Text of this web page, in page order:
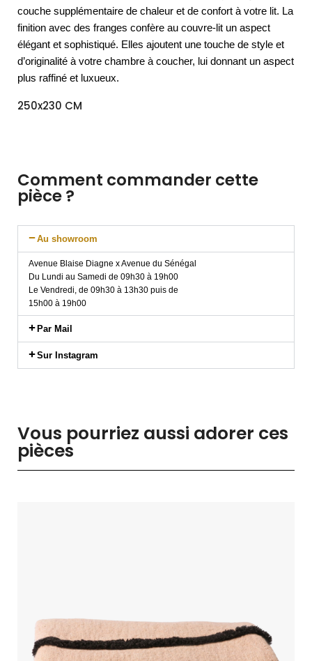
couche supplémentaire de chaleur et de confort à votre lit. La
finition avec des franges confère au couvre-lit un aspect
élégant et sophistiqué. Elles ajoutent une touche de style et
d’originalité à votre chambre à coucher, lui donnant un aspect
plus raffiné et luxueux.
250x230 CM
Comment commander cette
pièce ?
Au showroom
Avenue Blaise Diagne x Avenue du Sénégal
Du Lundi au Samedi de 09h30 à 19h00
Le Vendredi, de 09h30 à 13h30 puis de
15h00 à 19h00
Par Mail
Sur Instagram
Vous pourriez aussi adorer ces
pièces